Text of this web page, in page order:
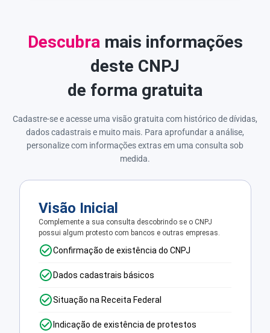
Descubramais informações
deste CNPJ
de forma gratuita
Cadastre-se e acesse uma visão gratuita com histórico de dívidas,
dados cadastrais e muito mais. Para aprofundar a análise,
personalize com informações extras em uma consulta sob
medida.
Visão Inicial
Complemente a sua consulta descobrindo se o CNPJ
possui algum protesto com bancos e outras empresas.
Confirmação de existência do CNPJ
Dados cadastrais básicos
Situação na Receita Federal
Indicação de existência de protestos